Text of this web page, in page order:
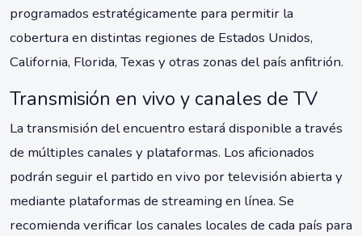
programados estratégicamente para permitir la
cobertura en distintas regiones de Estados Unidos,
California, Florida, Texas y otras zonas del país anfitrión.
Transmisión en vivo y canales de TV
La transmisión del encuentro estará disponible a través
de múltiples canales y plataformas. Los aficionados
podrán seguir el partido en vivo por televisión abierta y
mediante plataformas de streaming en línea. Se
recomienda verificar los canales locales de cada país para